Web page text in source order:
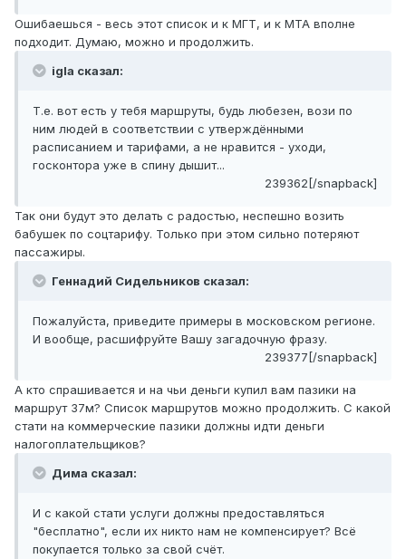
Ошибаешься - весь этот список и к МГТ, и к МТА вполне
подходит. Думаю, можно и продолжить.
igla сказал:
Т.е. вот есть у тебя маршруты, будь любезен, вози по
ним людей в соответствии с утверждёнными
расписанием и тарифами, а не нравится - уходи,
госконтора уже в спину дышит...
239362[/snapback]
Так они будут это делать с радостью, неспешно возить
бабушек по соцтарифу. Только при этом сильно потеряют
пассажиры.
Геннадий Сидельников сказал:
Пожалуйста, приведите примеры в московском регионе.
И вообще, расшифруйте Вашу загадочную фразу.
239377[/snapback]
А кто спрашивается и на чьи деньги купил вам пазики на
маршрут 37м? Список маршрутов можно продолжить. С какой
стати на коммерческие пазики должны идти деньги
налогоплательщиков?
Дима сказал:
И с какой стати услуги должны предоставляться
"бесплатно", если их никто нам не компенсирует? Всё
покупается только за свой счёт.